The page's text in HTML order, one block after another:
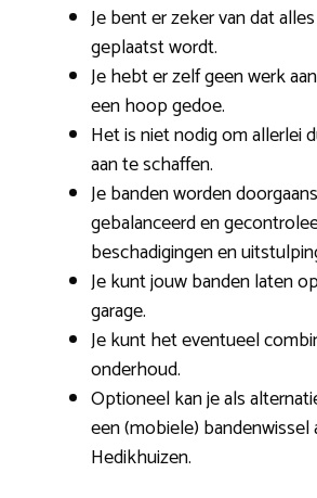
Je bent er zeker van dat
geplaatst wordt.
Je hebt er zelf geen werk
een hoop gedoe.
Het is niet nodig om allerlei
aan te schaffen.
Je banden worden
gebalanceerd en
beschadigingen en
Je kunt jouw banden laten
garage.
Je kunt het eventueel
onderhoud.
Optioneel kan je als
een (mobiele) bandenwissel
Hedikhuizen.